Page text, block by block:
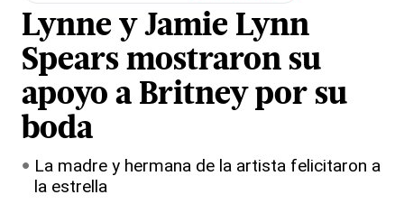
Lynne y Jamie Lynn
Spears mostraron su
apoyo a Britney por su
boda
La madre y hermana de la artista felicitaron a
la estrella